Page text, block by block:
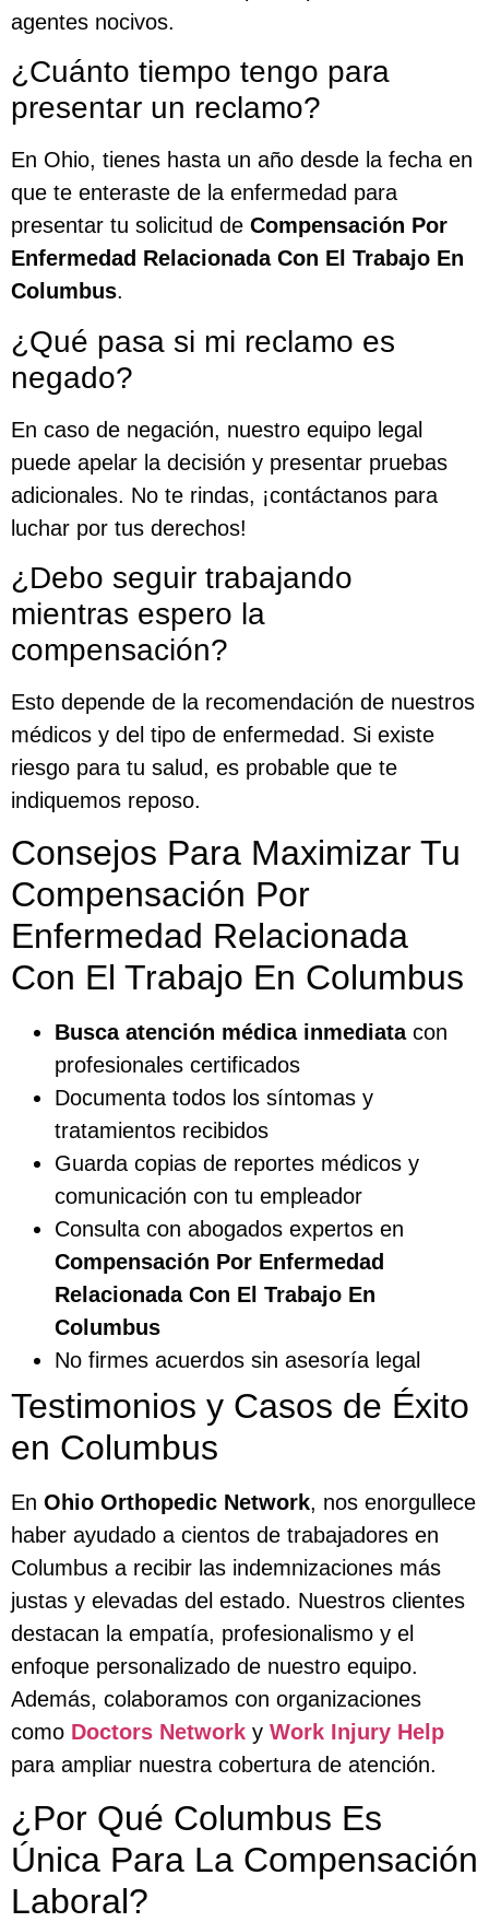
agentes nocivos.
¿Cuánto tiempo tengo para
presentar un reclamo?
En Ohio, tienes hasta un año desde la fecha en
que te enteraste de la enfermedad para
presentar tu solicitud de Compensación Por
Enfermedad Relacionada Con El Trabajo En
Columbus.
¿Qué pasa si mi reclamo es
negado?
En caso de negación, nuestro equipo legal
puede apelar la decisión y presentar pruebas
adicionales. No te rindas, ¡contáctanos para
luchar por tus derechos!
¿Debo seguir trabajando
mientras espero la
compensación?
Esto depende de la recomendación de nuestros
médicos y del tipo de enfermedad. Si existe
riesgo para tu salud, es probable que te
indiquemos reposo.
Consejos Para Maximizar Tu
Compensación Por
Enfermedad Relacionada
Con El Trabajo En Columbus
Busca atención médica inmediatacon
profesionales certificados
Documenta todos los síntomas y
tratamientos recibidos
Guarda copias de reportes médicos y
comunicación con tu empleador
Consulta con abogados expertos en
Compensación Por Enfermedad
Relacionada Con El Trabajo En
Columbus
No firmes acuerdos sin asesoría legal
Testimonios y Casos de Éxito
en Columbus
En Ohio Orthopedic Network, nos enorgullece
haber ayudado a cientos de trabajadores en
Columbus a recibir las indemnizaciones más
justas y elevadas del estado. Nuestros clientes
destacan la empatía, profesionalismo y el
enfoque personalizado de nuestro equipo.
Además, colaboramos con organizaciones
como Doctors Network y Work Injury Help
para ampliar nuestra cobertura de atención.
¿Por Qué Columbus Es
Única Para La Compensación
Laboral?